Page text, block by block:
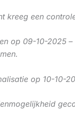
kreeg een
op 09-10-2025 –
op 10-10-